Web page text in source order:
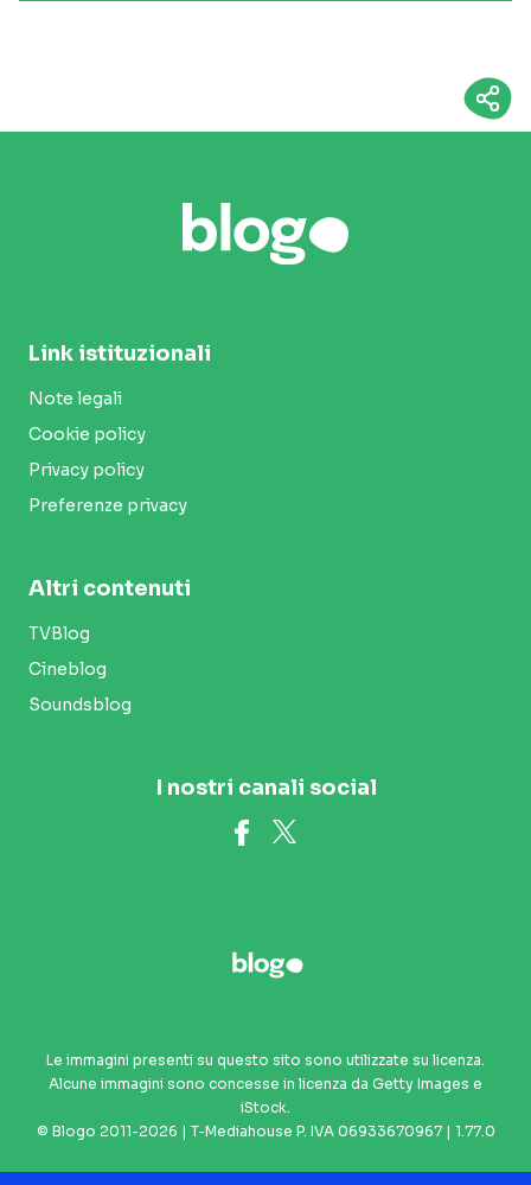
Link istituzionali
Note legali
Cookie policy
Privacy policy
Preferenze privacy
Altri contenuti
TVBlog
Cineblog
Soundsblog
I nostri canali social
Le immagini presenti su questo sito sono utilizzate su licenza.
Alcune immagini sono concesse in licenza da Getty Images e
iStock.
© Blogo 2011-2026 | T-Mediahouse P. IVA 06933670967 | 1.77.0